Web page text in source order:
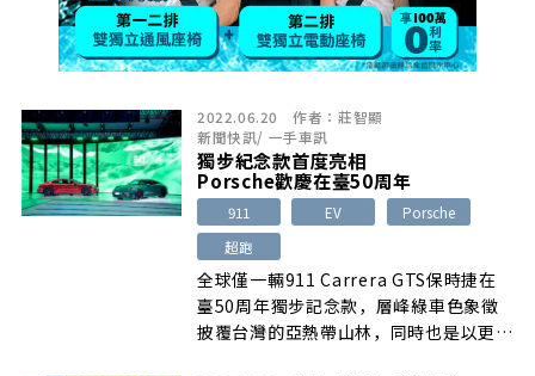
2022.06.20 作者： 莊智顯
新聞快訊/ 一手車訊
獨步紀念款首度亮相
Porsche歡慶在臺50周年
911 EV
Porsche
超跑
全球僅一輛911 Carrera GTS保時捷在
臺50周年獨步記念款，層峰綠車色象徵
披覆台灣的亞熱帶山林，同時也是以更…